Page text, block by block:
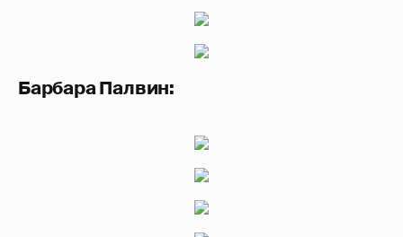
Барбара Палвин: